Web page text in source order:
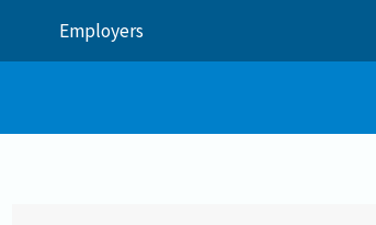
Employers